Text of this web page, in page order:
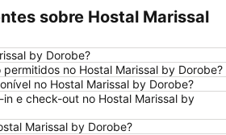
Motril
Baños del Carmen
Benajarafe
Arena of La Malagueta
Marqués de Larios
sobre Hostal Marissal
by Dorobe?
no Hostal Marissal by Dorobe?
no Hostal Marissal by Dorobe?
e check-out no Hostal Marissal by
Marissal by Dorobe?